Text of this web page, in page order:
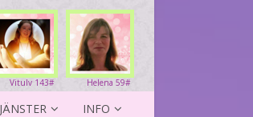
Helena 59#
Vitulv 143#
INFO